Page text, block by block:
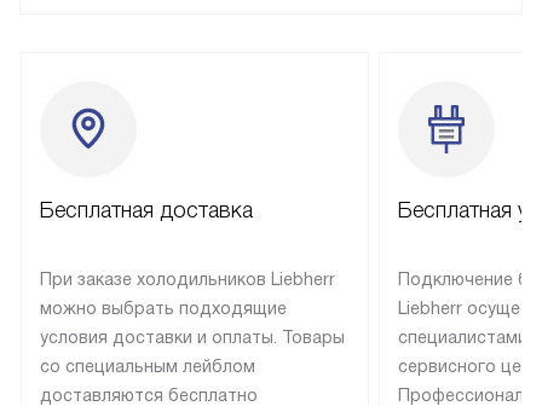
Бесплатная доставка
При заказе холодильников Liebherr
можно выбрать подходящие
условия доставки и оплаты. Товары
со специальным лейблом
доставляются бесплатно
Бесплатная
Подключение
Liebherr
специалистами
сервисного